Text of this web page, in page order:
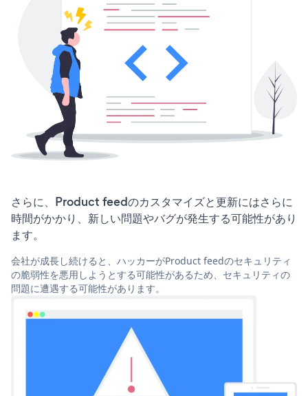
さらに、Product feedのカスタマイズと更新にはさらに
時間がかかり、新しい問題やバグが発生する可能性があり
ます。
会社が成長し続けると、ハッカーがProduct feedのセキュリティ
の脆弱性を悪用しようとする可能性があるため、セキュリティの
問題に遭遇する可能性があります。